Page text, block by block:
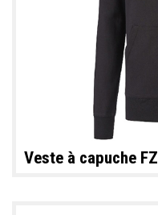
Veste à capuche FZ